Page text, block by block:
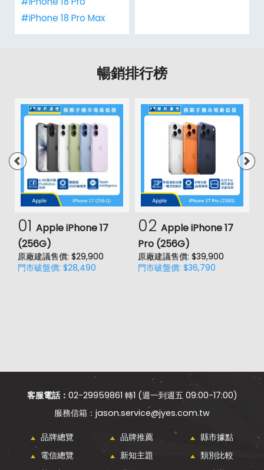
#iPhone 18 Pro Max
暢銷排行榜
01 Apple iPhone 17
(256G)
原廠建議售價: $29,900
門市破盤價: $28,490
02 Apple iPhone 17
Pro (256G)
原廠建議售價: $39,900
門市破盤價: $36,790
客服電話： 02-29959861 轉1 (週一到週五 09:00-17:00)
jason.service@jyes.com.tw
品牌總覽 品牌推薦
縣市據點
電信總覽
新知主題
類別比較